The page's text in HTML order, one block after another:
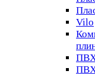
Vilo
ПВХ
ПВХ